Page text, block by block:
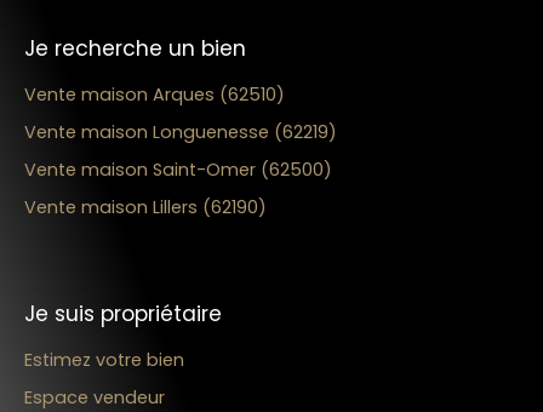
Je recherche un bien
Vente maison Arques (62510)
Vente maison Longuenesse (62219)
Vente maison Saint-Omer (62500)
Vente maison Lillers (62190)
Je suis propriétaire
Estimez votre bien
Espace vendeur